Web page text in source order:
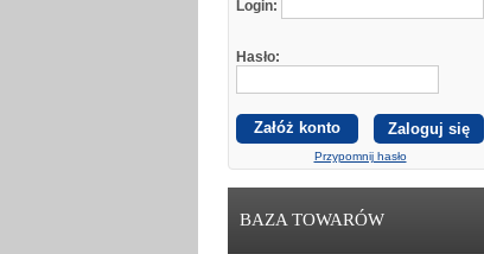
Login:
Hasło:
Załóż konto
Przypomnij hasło
BAZA TOWARÓW